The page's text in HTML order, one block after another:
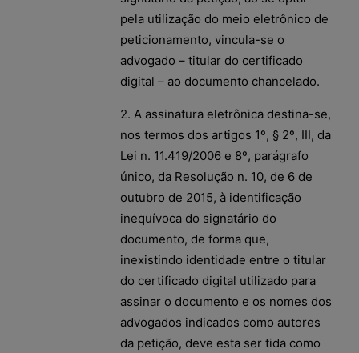
pela utilização do meio eletrônico de
peticionamento, vincula-se o
advogado – titular do certificado
digital – ao documento chancelado.
2. A assinatura eletrônica destina-se,
nos termos dos artigos 1º, § 2º, III, da
Lei n. 11.419/2006 e 8º, parágrafo
único, da Resolução n. 10, de 6 de
outubro de 2015, à identificação
inequívoca do signatário do
documento, de forma que,
inexistindo identidade entre o titular
do certificado digital utilizado para
assinar o documento e os nomes dos
advogados indicados como autores
da petição, deve esta ser tida como